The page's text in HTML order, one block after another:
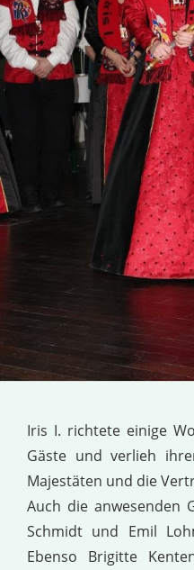
Iris I. richtete einige
Gäste und verlieh
Majestäten und die
Auch die anwesenden
Schmidt und Emil
Ebenso Brigitte